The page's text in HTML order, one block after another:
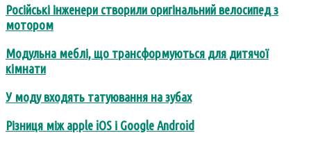
Російські інженери створили оригінальний велосипед з
мотором
Модульна меблі, що трансформуються для дитячої
кімнати
У моду входять татуювання на зубах
Різниця між apple iOS і Google Android